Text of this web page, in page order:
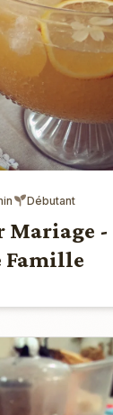
Débutant
Mariage -
Famille